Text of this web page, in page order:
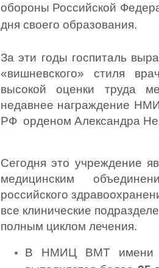
обороны Российской
дня своего образования.
За эти годы госпиталь
«вишневского» стиля
высокой оценки труда
недавнее награждение
РФ  орденом Александра
Сегодня это учреждение
медицинским
российского
все клинические
полным циклом лечения.
В НМИЦ ВМТ имени